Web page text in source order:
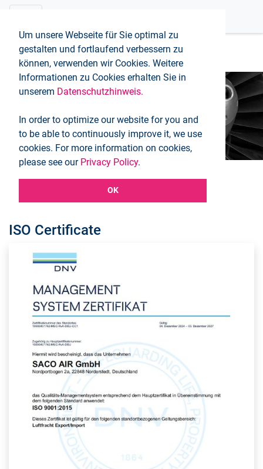
Um unsere Webseite für Sie optimal zu
gestalten und fortlaufend verbessern zu
können, verwenden wir Cookies. Weitere
Informationen zu Cookies erhalten Sie in
unserem Datenschutzhinweis.
In order to optimize our website for you and
to be able to continuously improve it, we use
cookies. For more information on cookies,
please see our Privacy Policy.
OK
Inicio Certificates
Certificates
ISO Certificate